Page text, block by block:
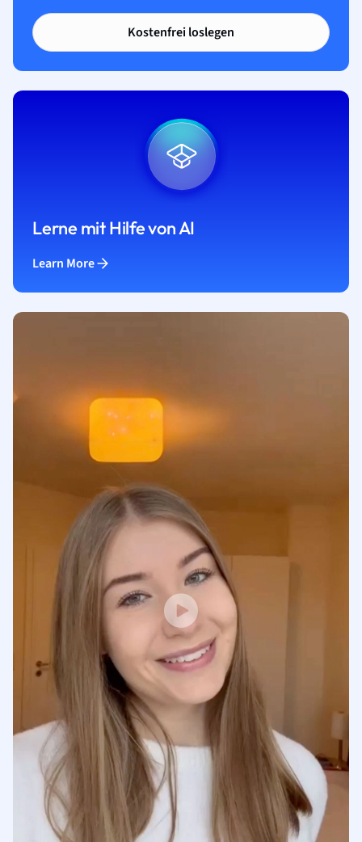
Kostenfrei loslegen
Lerne mit Hilfe von AI
Learn More